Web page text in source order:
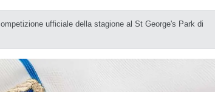
ufficiale della stagione al St George's Park di